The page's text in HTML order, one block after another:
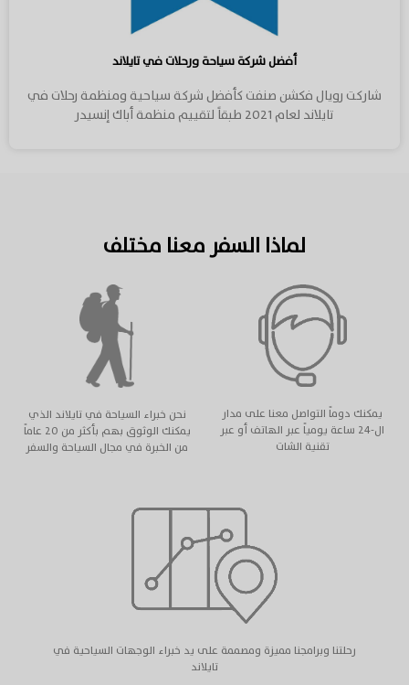
أفضل شركة سياحة ورحلات في تايلاند
شاركت رويال فكشن صنفت كأفضل شركة سياحية ومنظمة رحلات في
تايلاند لعام 2021 طبقاً لتقييم منظمة أباك إنسيدر
لماذا السفر معنا مختلف
يمكنك دوماً التواصل معنا على مدار
ال-٢٤ ساعة يومياً عبر الهاتف أو عبر
تقنية الشات
نحن خبراء السياحة في تايلاند الذي
يمكنك الوثوق بهم بأكثر من ٢٠ عاماً
من الخبرة في مجال السياحة والسفر
رحلتنا وبرامجنا مميزة ومصممة على يد خبراء الوجهات السياحية في
تايلاند